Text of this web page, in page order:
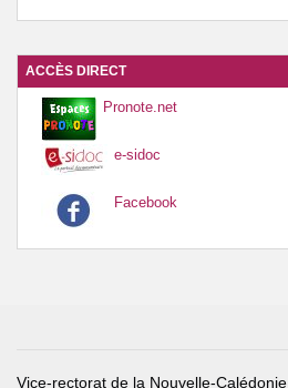
ACCÈS DIRECT
Pronote.net
e-sidoc
Facebook
Vice-rectorat de la Nouvelle-Calédonie